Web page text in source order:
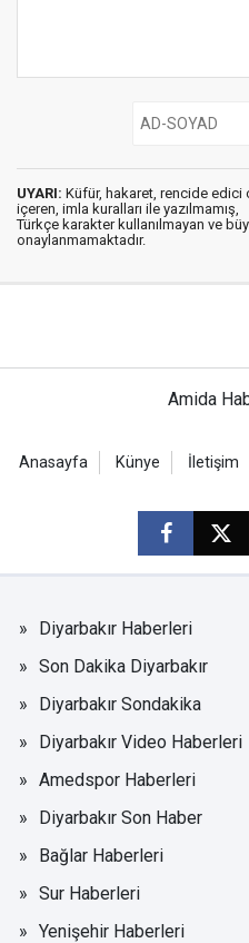
UYARI: Küfür, hakaret, rencide edici
içeren, imla kuralları ile yazılmamış,
Türkçe karakter kullanılmayan ve
onaylanmamaktadır.
Amida
Anasayfa Künye İletişim
Diyarbakır Haberleri
Son Dakika Diyarbakır
Diyarbakır Sondakika
Diyarbakır Video Haberleri
Amedspor Haberleri
Diyarbakır Son Haber
Bağlar Haberleri
Sur Haberleri
Yenişehir Haberleri